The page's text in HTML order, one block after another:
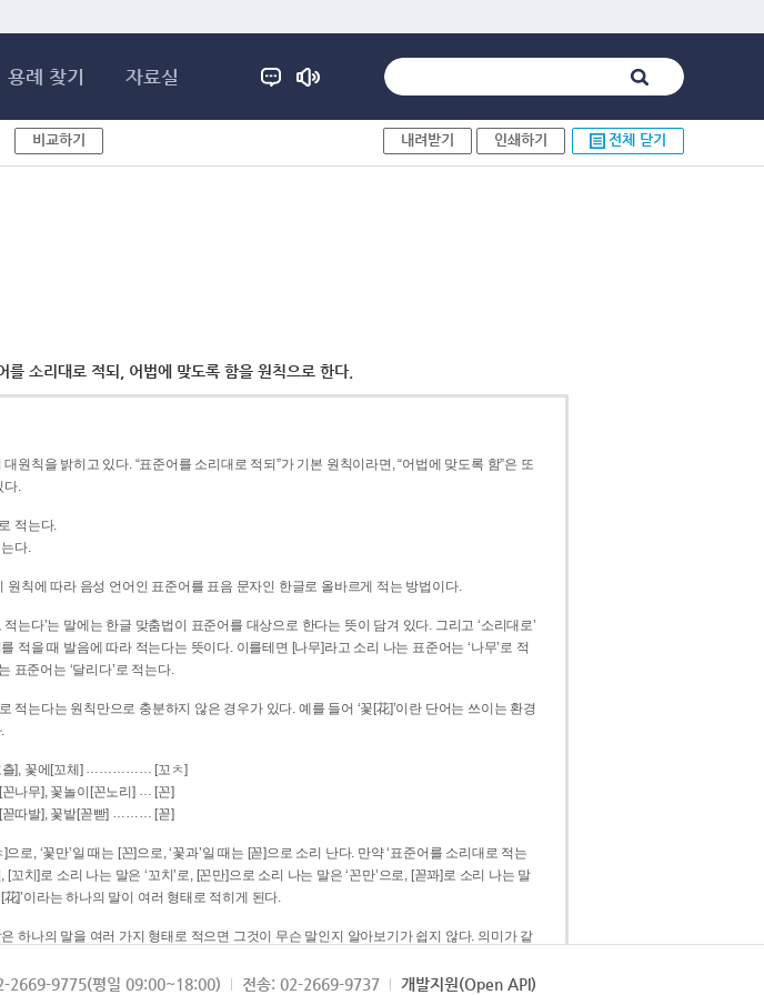
용례 찾기 자료실
비교하기 내려받기 인쇄하기 전체 닫기
를 소리대로 적되, 어법에 맞도록 함을 원칙으로 한다.
원칙을 밝히고 있다. “표준어를 소리대로 적되”가 기본 원칙이라면, “어법에 맞도록 함”은 또
다.
적는다.
다.
원칙에 따라 음성 언어인 표준어를 표음 문자인 한글로 올바르게 적는 방법이다.
적는다’는 말에는 한글 맞춤법이 표준어를 대상으로 한다는 뜻이 담겨 있다. 그리고 ‘소리대로’
적는다는 뜻이다. 이를테면 [나무]라고 소리 나는 표준어는 ‘나무’로 적
표준어는 ‘달리다’로 적는다.
적는다는 원칙만으로 충분하지 않은 경우가 있다. 예를 들어 ‘꽃[花]’이란 단어는 쓰이는 환경
], 꽃에[꼬체] …………… [꼬ㅊ]
나무], 꽃놀이[꼰노리] … [꼰]
따발], 꽃밭[꼳빧] ……… [꼳]
]으로, ‘꽃만’일 때는 [꼰]으로, ‘꽃과’일 때는 [꼳]으로 소리 난다. 만약 ‘표준어를 소리대로 적는
치’로, [꼰만]으로 소리 나는 말은 ‘꼰만’으로, [꼳꽈]로 소리 나는 말
[花]’이라는 하나의 말이 여러 형태로 적히게 된다.
하나의 말을 여러 가지 형태로 적으면 그것이 무슨 말인지 알아보기가 쉽지 않다. 의미가 같
악하는 데 효과적이다.
2669-9775(평일 09:00~18:00) 전송: 02-2669-9737 개발지원(Open API)